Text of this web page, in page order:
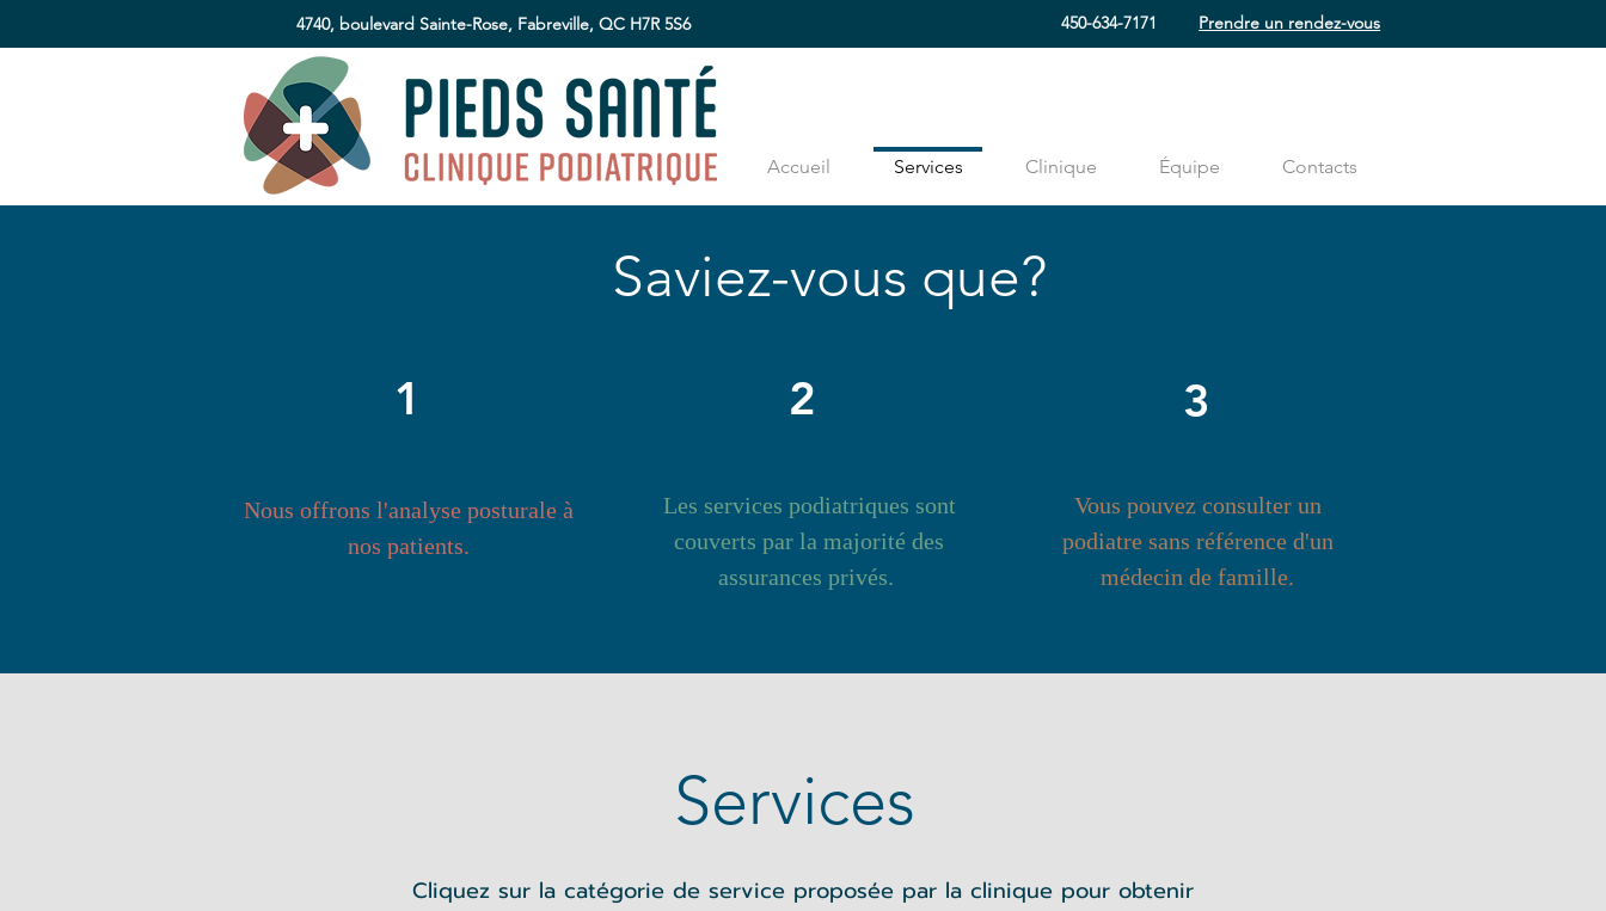
4740, boulevard Sainte-Rose, Fabreville, QC H7R 5S6 450-634-7171 Prendre un rendez-vous
Accueil Services Clinique Équipe Contacts
Saviez-vous que?
1
Nous offrons l'analyse posturale à
nos patients.
2
Les services podiatriques sont
couverts par la majorité des
assurances privés.
3
Vous pouvez consulter un
podiatre sans référence d'un
médecin de famille.
Services
Cliquez sur la catégorie de service proposée par la clinique pour obtenir